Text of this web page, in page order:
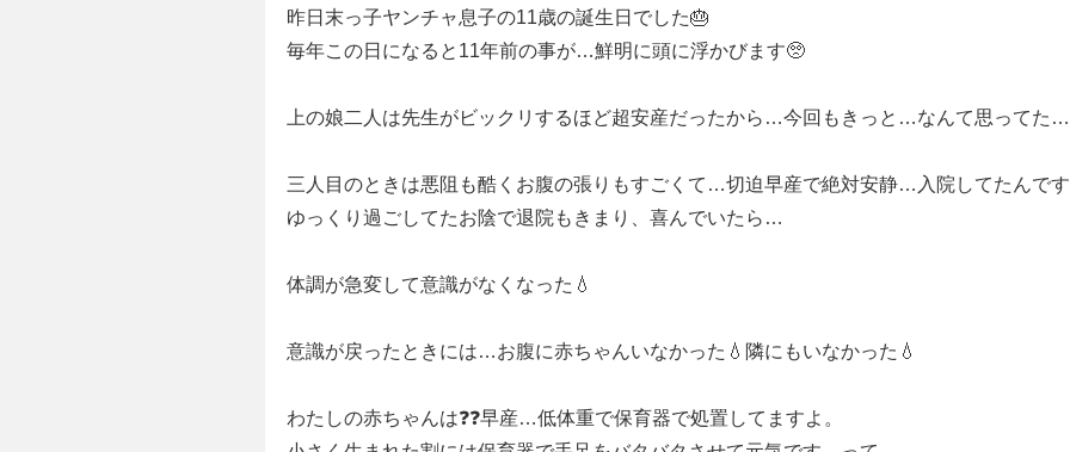
昨日末っ子ヤンチャ息子の11歳の誕生日でした🎂
毎年この日になると11年前の事が…鮮明に頭に浮かびます🥺
上の娘二人は先生がビックリするほど超安産だったから…今回もきっと…なんて思ってた
三人目のときは悪阻も酷くお腹の張りもすごくて…切迫早産で絶対安静…入院してたんで
ゆっくり過ごしてたお陰で退院もきまり、喜んでいたら…
体調が急変して意識がなくなった💧
意識が戻ったときには…お腹に赤ちゃんいなかった💧隣にもいなかった💧
わたしの赤ちゃんは❓❓早産…低体重で保育器で処置してますよ。